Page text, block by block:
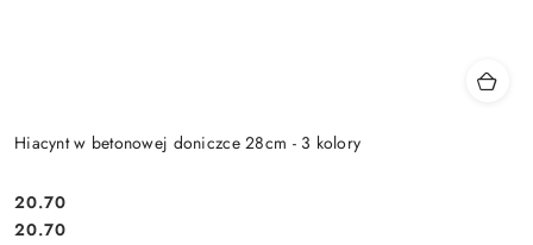
Hiacynt w betonowej doniczce 28cm - 3 kolory
Cena:
20.70
Cena:
20.70